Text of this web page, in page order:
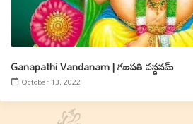
Ganapathi Vandanam | గణపతి వన్దనమ్‌
October 13, 2022